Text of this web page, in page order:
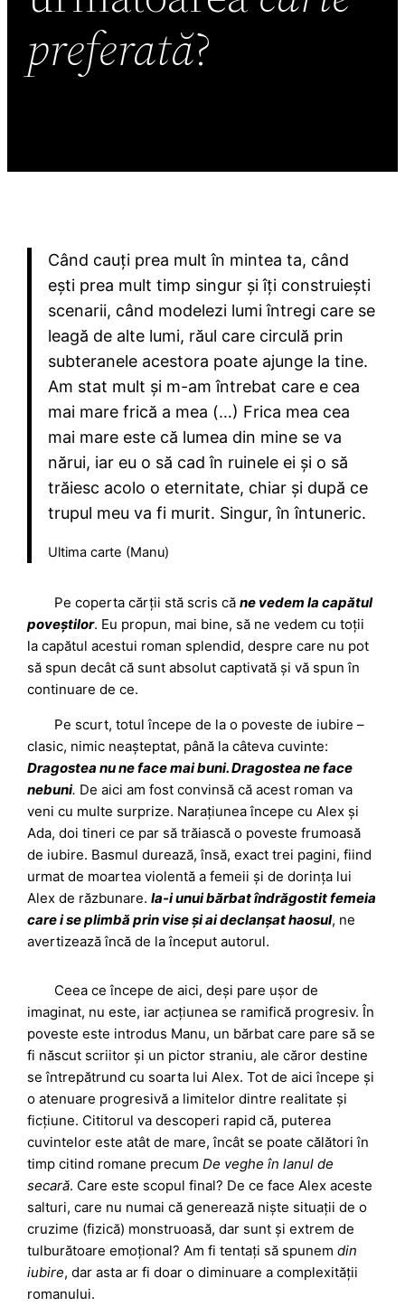
preferată?
Când cauți prea mult în mintea ta, când
ești prea mult timp singur și îți construiești
scenarii, când modelezi lumi întregi care se
leagă de alte lumi, răul care circulă prin
subteranele acestora poate ajunge la tine.
Am stat mult și m-am întrebat care e cea
mai mare frică a mea (…) Frica mea cea
mai mare este că lumea din mine se va
nărui, iar eu o să cad în ruinele ei și o să
trăiesc acolo o eternitate, chiar și după ce
trupul meu va fi murit. Singur, în întuneric.
Ultima carte (Manu)
Pe coperta cărții stă scris căne vedem la capătul
poveștilor. Eu propun, mai bine, să ne vedem cu toții
la capătul acestui roman splendid, despre care nu pot
să spun decât că sunt absolut captivată și vă spun în
continuare de ce.
Pe scurt, totul începe de la o poveste de iubire –
clasic, nimic neașteptat, până la câteva cuvinte:
Dragostea nu ne face mai buni. Dragostea ne face
nebuni. De aici am fost convinsă că acest roman va
veni cu multe surprize. Narațiunea începe cu Alex și
Ada, doi tineri ce par să trăiască o poveste frumoasă
de iubire. Basmul durează, însă, exact trei pagini, fiind
urmat de moartea violentă a femeii și de dorința lui
Alex de răzbunare.Ia-i unui bărbat îndrăgostit femeia
care i se plimbă prin vise și ai declanșat haosul, ne
avertizează încă de la început autorul.
Ceea ce începe de aici, deși pare ușor de
imaginat, nu este, iar acțiunea se ramifică progresiv. În
poveste este introdus Manu, un bărbat care pare să se
fi născut scriitor și un pictor straniu, ale căror destine
se întrepătrund cu soarta lui Alex. Tot de aici începe și
o atenuare progresivă a limitelor dintre realitate și
ficțiune. Cititorul va descoperi rapid că, puterea
cuvintelor este atât de mare, încât se poate călători în
timp citind romane precumDe veghe în lanul de
secară. Care este scopul final? De ce face Alex aceste
salturi, care nu numai că generează niște situații de o
cruzime (fizică) monstruoasă, dar sunt și extrem de
tulburătoare emoțional? Am fi tentați să spunemdin
iubire, dar asta ar fi doar o diminuare a complexității
romanului.